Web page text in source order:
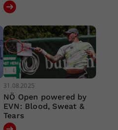
31.08.2025
NÖ Open powered by
EVN: Blood, Sweat &
Tears